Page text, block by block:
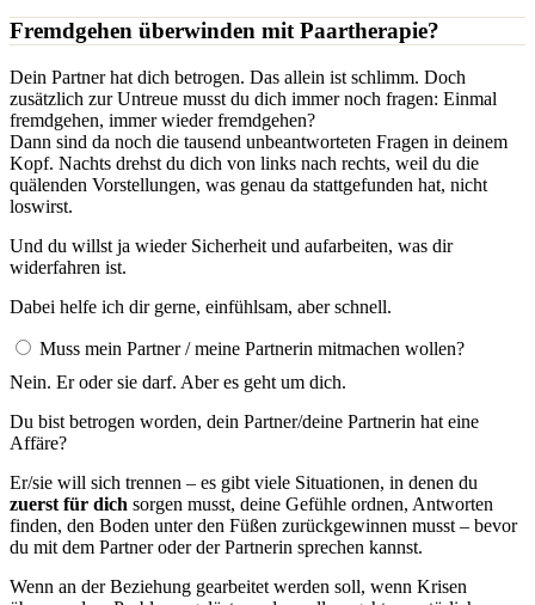
Fremdgehen überwinden mit Paartherapie?
Dein Partner hat dich betrogen. Das allein ist schlimm. Doch
zusätzlich zur Untreue musst du dich immer noch fragen: Einmal
fremdgehen, immer wieder fremdgehen?
Dann sind da noch die tausend unbeantworteten Fragen in deinem
Kopf. Nachts drehst du dich von links nach rechts, weil du die
quälenden Vorstellungen, was genau da stattgefunden hat, nicht
loswirst.
Und du willst ja wieder Sicherheit und aufarbeiten, was dir
widerfahren ist.
Dabei helfe ich dir gerne, einfühlsam, aber schnell.
Muss mein Partner / meine Partnerin mitmachen wollen?
Nein. Er oder sie darf. Aber es geht um dich.
Du bist betrogen worden, dein Partner/deine Partnerin hat eine
Affäre?
Er/sie will sich trennen – es gibt viele Situationen, in denen du
zuerst für dich sorgen musst, deine Gefühle ordnen, Antworten
finden, den Boden unter den Füßen zurückgewinnen musst – bevor
du mit dem Partner oder der Partnerin sprechen kannst.
Wenn an der Beziehung gearbeitet werden soll, wenn Krisen